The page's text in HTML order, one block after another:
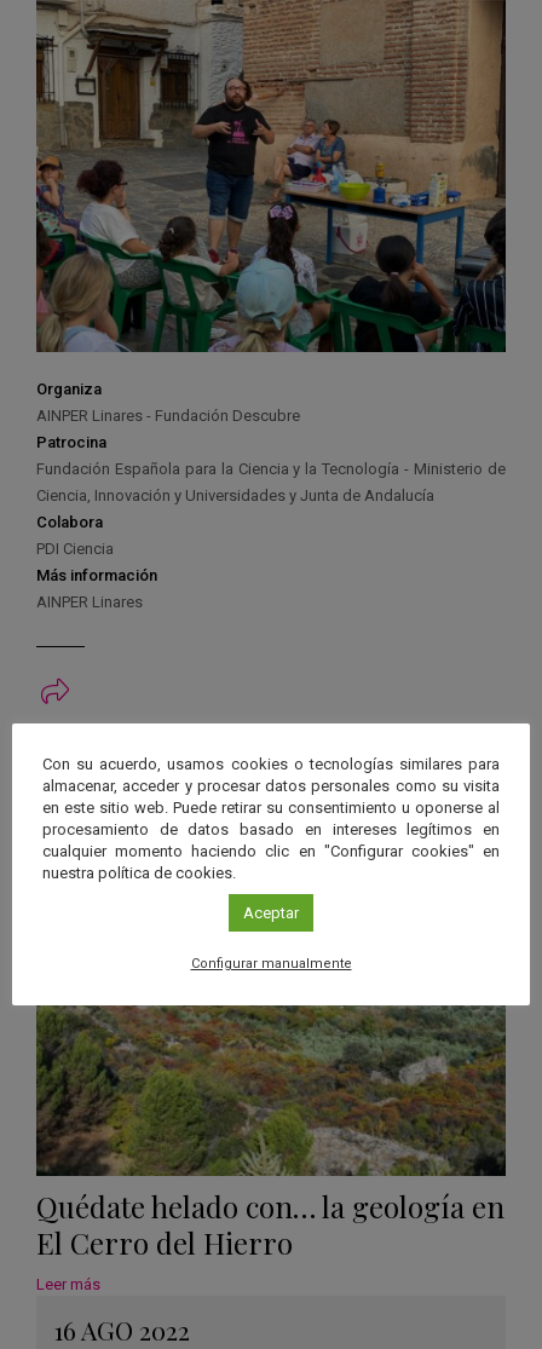
Organiza
AINPER Linares - Fundación Descubre
Patrocina
Fundación Española para la Ciencia y la Tecnología - Ministerio de
Ciencia, Innovación y Universidades y Junta de Andalucía
Colabora
PDI Ciencia
Más información
AINPER Linares
Eventos relacionados
17 SEP 2022
Visitas y rutas/Constantina,Sevilla
Quédate helado con… la geología en
El Cerro del Hierro
Leer más
16 AGO 2022
Con su acuerdo, usamos cookies o tecnologías similares para
almacenar, acceder y procesar datos personales como su visita
en este sitio web. Puede retirar su consentimiento u oponerse al
procesamiento de datos basado en intereses legítimos en
cualquier momento haciendo clic en "Configurar cookies" en
nuestra política de cookies.
Aceptar
Configurar manualmente